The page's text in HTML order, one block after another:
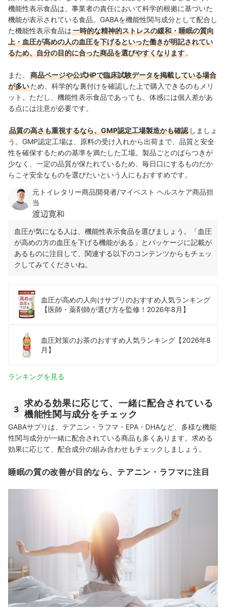
機能性表示食品は、事業者の責任において科学的根拠に基づいた
機能が表示されている食品。GABAを機能性関与成分として配合し
た機能性表示食品は一時的な精神的ストレスの緩和・睡眠の質向
上・血圧が高めの人の血圧を下げるといった働きが明記されてい
るため、自分の目的に合った商品を選びやすくなります 。
また、
商品ページや公式HPで臨床試験データを掲載している場合
が多いため、科学的な裏付けを確認した上で購入できるのもメリ
ット。ただし、機能性表示食品であっても、体感には個人差があ
る点には注意が必要です。
品質の高さも重視するなら、GMP認定工場製造かも確認 しましょ
う。GMP認定工場は、原料の受け入れから出荷まで、品質と安全
性を確保するための基準を満たした工場。製品ごとのばらつきが
少なく、一定の品質が保たれているため、毎日口にするものだか
らこそ安全なものを選びたいという人にもおすすめです。
元トイレタリー商品開発者/マイベスト ヘルスケア商品担
当
渡辺寛和
血圧が気になる人は、機能性表示食品を選びましょう。「血圧
が高めの方の血圧を下げる機能がある」とパッケージに記載が
あるものに注目して、関連する以下のコンテンツからもチェッ
クしてみてくださいね。
血圧が高めの人向けサプリのおすすめ人気ランキング
【医師・薬剤師が選び方を監修！2026年8月】
血圧対策のお茶のおすすめ人気ランキング【2026年8
月】
ランキングを見る
3
求める効果に応じて、一緒に配合されている
機能性関与成分をチェック
GABAサプリは、テアニン・ラフマ・EPA・DHAなど、多様な機能
性関与成分が一緒に配合されている商品も多くあります。求める
効果に応じて、配合成分の組み合わせもチェックしましょう。
睡眠の質の改善が目的なら、テアニン・ラフマに注目